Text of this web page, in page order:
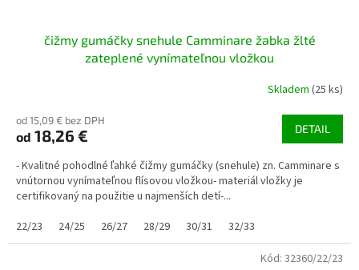
čižmy gumáčky snehule Camminare žabka žlté
zateplené vynímateľnou vložkou
Skladem (25 ks)
od 15,09 € bez DPH
od 18,26 € DETAIL
- Kvalitné pohodlné ľahké čižmy gumáčky (snehule) zn. Camminare s
vnútornou vynímateľnou flísovou vložkou- materiál vložky je
certifikovaný na použitie u najmenších detí-...
22/23
24/25 26/27 28/29 30/31 32/33
Kód: 32360/22/23